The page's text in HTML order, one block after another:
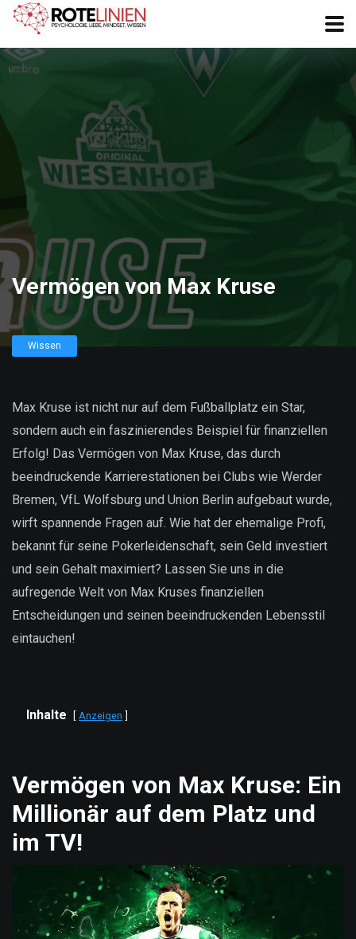
Vermögen von Max Kruse
Wissen
Max Kruse ist nicht nur auf dem Fußballplatz ein Star,
sondern auch ein faszinierendes Beispiel für finanziellen
Erfolg! Das Vermögen von Max Kruse, das durch
beeindruckende Karrierestationen bei Clubs wie Werder
Bremen, VfL Wolfsburg und Union Berlin aufgebaut wurde,
wirft spannende Fragen auf. Wie hat der ehemalige Profi,
bekannt für seine Pokerleidenschaft, sein Geld investiert
und sein Gehalt maximiert? Lassen Sie uns in die
aufregende Welt von Max Kruses finanziellen
Entscheidungen und seinen beeindruckenden Lebensstil
eintauchen!
Inhalte Anzeigen
Vermögen von Max Kruse: Ein
Millionär auf dem Platz und
im TV!